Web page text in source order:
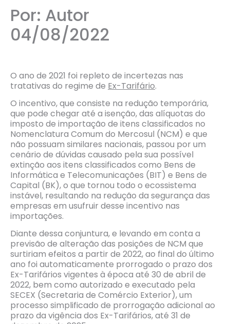
Por: Autor
04/08/2022
O ano de 2021 foi repleto de incertezas nas
tratativas do regime de Ex-Tarifário.
O incentivo, que consiste na redução temporária,
que pode chegar até a isenção, das alíquotas do
imposto de importação de itens classificados no
Nomenclatura Comum do Mercosul (NCM) e que
não possuam similares nacionais, passou por um
cenário de dúvidas causado pela sua possível
extinção aos itens classificados como Bens de
Informática e Telecomunicações (BIT) e Bens de
Capital (BK), o que tornou todo o ecossistema
instável, resultando na redução da segurança das
empresas em usufruir desse incentivo nas
importações.
Diante dessa conjuntura, e levando em conta a
previsão de alteração das posições de NCM que
surtiriam efeitos a partir de 2022, ao final do último
ano foi automaticamente prorrogado o prazo dos
Ex-Tarifários vigentes à época até 30 de abril de
2022, bem como autorizado e executado pela
SECEX (Secretaria de Comércio Exterior), um
processo simplificado de prorrogação adicional ao
prazo da vigência dos Ex-Tarifários, até 31 de